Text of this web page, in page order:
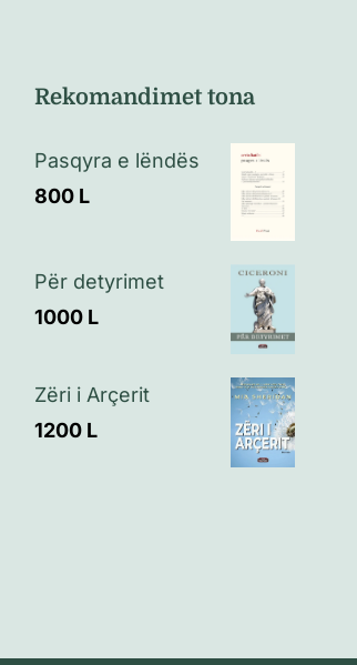
Rekomandimet tona
Pasqyra e lëndës
800 L
Për detyrimet
1000 L
Zëri i Arçerit
1200 L